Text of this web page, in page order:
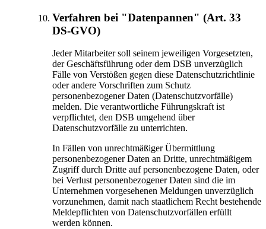
Verfahren bei "Datenpannen" (Art. 33
DS-GVO)
Jeder Mitarbeiter soll seinem jeweiligen Vorgesetzten,
der Geschäftsführung oder dem DSB unverzüglich
Fälle von Verstößen gegen diese Datenschutzrichtlinie
oder andere Vorschriften zum Schutz
personenbezogener Daten (Datenschutzvorfälle)
melden. Die verantwortliche Führungskraft ist
verpflichtet, den DSB umgehend über
Datenschutzvorfälle zu unterrichten.
In Fällen von unrechtmäßiger Übermittlung
personenbezogener Daten an Dritte, unrechtmäßigem
Zugriff durch Dritte auf personenbezogene Daten, oder
bei Verlust personenbezogener Daten sind die im
Unternehmen vorgesehenen Meldungen unverzüglich
vorzunehmen, damit nach staatlichem Recht bestehende
Meldepflichten von Datenschutzvorfällen erfüllt
werden können.